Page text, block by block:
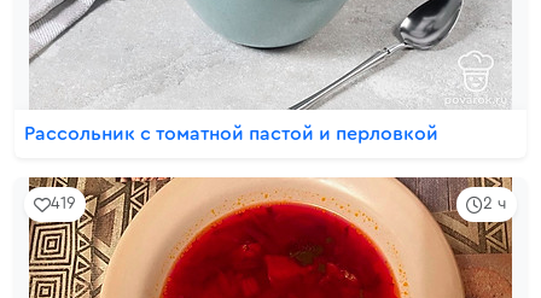
Рассольник с томатной пастой и перловкой
2 ч
419